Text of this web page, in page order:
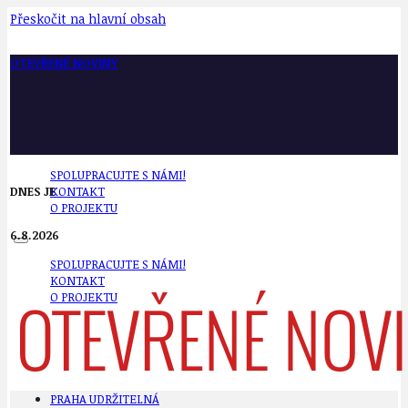
Přeskočit na hlavní obsah
OTEVŘENÉ NOVINY
SPOLUPRACUJTE S NÁMI!
KONTAKT
O PROJEKTU
SPOLUPRACUJTE S NÁMI!
KONTAKT
O PROJEKTU
DNES JE
6.8.2026
PRAHA UDRŽITELNÁ